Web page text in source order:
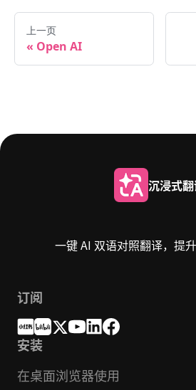
上一页
Open AI
沉浸式
一键 AI 双语对照翻译，提
订阅
安装
在桌面浏览器使用